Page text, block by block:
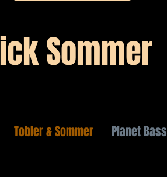
Sommer
Tobler & Sommer Planet Bass